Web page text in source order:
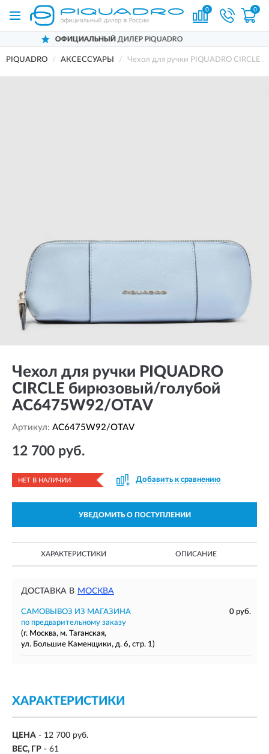
0 0
ОФИЦИАЛЬНЫЙДИЛЕР PIQUADRO
PIQUADRO АКСЕССУАРЫ Чехол для ручки PIQUADRO
Чехол для ручки PIQUADRO
CIRCLE бирюзовый/голубой
AC6475W92/OTAV
Артикул: AC6475W92/OTAV
12 700 руб.
НЕТ В НАЛИЧИИ Добавить к сравнению
УВЕДОМИТЬ О ПОСТУПЛЕНИИ
ХАРАКТЕРИСТИКИ ОПИСАНИЕ
ДОСТАВКА В МОСКВА
САМОВЫВОЗ ИЗ МАГАЗИНА
0 руб.
по предварительному заказу
(г. Москва, м. Таганская,
ул. Большие Каменщики, д. 6, стр. 1)
ХАРАКТЕРИСТИКИ
ЦЕНА - 12 700 руб.
ВЕС, ГР - 61